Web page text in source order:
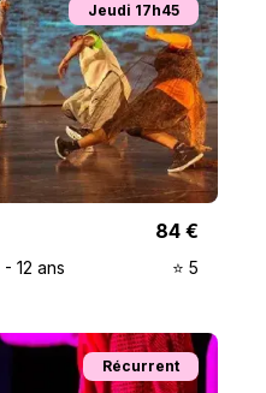
Jeudi 17h45
84 €
- 12 ans ⭐️ 5
Récurrent